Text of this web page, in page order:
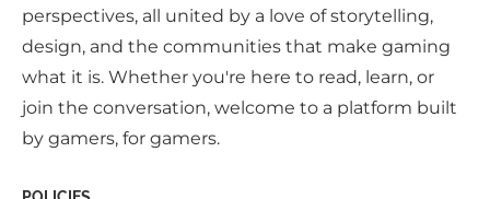
perspectives, all united by a love of storytelling,
design, and the communities that make gaming
what it is. Whether you're here to read, learn, or
join the conversation, welcome to a platform built
by gamers, for gamers.